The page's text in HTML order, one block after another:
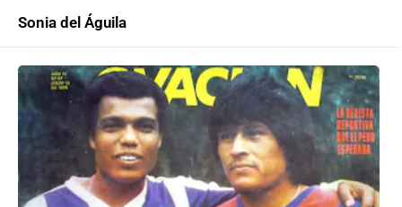
Sonia del Águila